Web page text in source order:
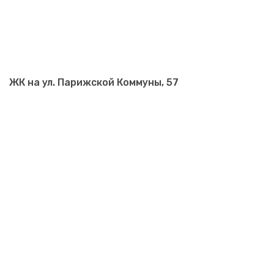
ЖК на ул. Парижской Коммуны, 57